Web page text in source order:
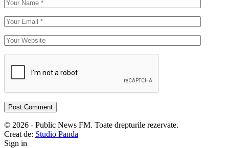
© 2026 - Public News FM. Toate drepturile rezervate.
Creat de: Studio Panda
Sign in